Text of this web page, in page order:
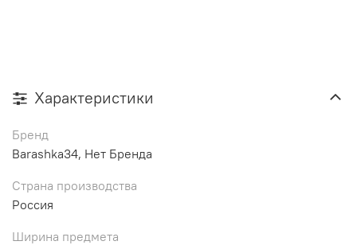
Характеристики
Бренд
Barashka34, Нет Бренда
Страна производства
Россия
Ширина предмета